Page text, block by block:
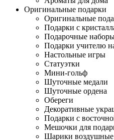
Оригинальные подарки
Оригинальные
Подарки с
Подарочные
Подарки учителю
Настольные игры
Статуэтки
Мини-гольф
Шуточные медали
Шуточные ордена
Обереги
Декоративные
Подарки с
Мешочки для
Шарики воздушные